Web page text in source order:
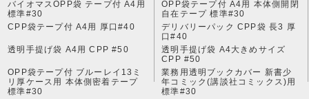
バイオマスOPP袋 テープ付 A4用
標準#30
OPP袋テープ付 A4用 本体側開閉
自在テープ 標準#30
CPP袋テープ付 A4用 厚口#40
デリバリーパック CPP袋 長3 厚
口#40
透明手提げ袋 A4用 CPP #50
透明手提げ袋 A4大きめサイズ
CPP #50
OPP袋テープ付 ブルーレイ13ミ
リ厚ケース用 本体側密着テープ
標準#30
業務用透明ブックカバー 新書少
年コミック(講談社コミックス)用
標準#30